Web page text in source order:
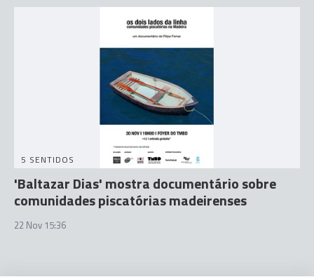
5 SENTIDOS
'Baltazar Dias' mostra documentário sobre
comunidades piscatórias madeirenses
22 Nov 15:36